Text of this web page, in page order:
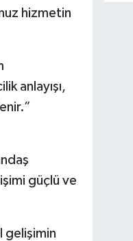
hizmetin
anlayışı,
güçlü ve
gelişimin